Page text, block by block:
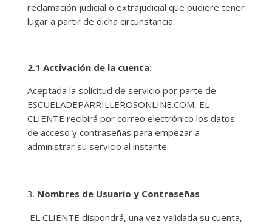
reclamación judicial o extrajudicial que pudiere tener
lugar a partir de dicha circunstancia.
2.1 Activación de la cuenta:
Aceptada la solicitud de servicio por parte de
ESCUELADEPARRILLEROSONLINE.COM, EL
CLIENTE recibirá por correo electrónico los datos
de acceso y contraseñas para empezar a
administrar su servicio al instante.
Nombres de Usuario y Contraseñas
EL CLIENTE dispondrá, una vez validada su cuenta,